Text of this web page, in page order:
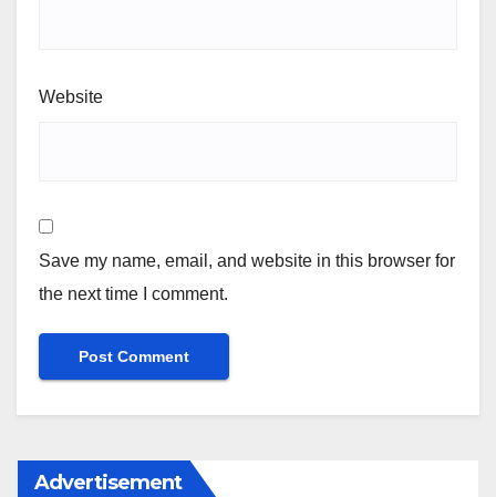
Website
Save my name, email, and website in this browser for
the next time I comment.
Advertisement